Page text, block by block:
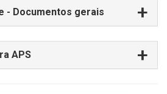
- Documentos gerais
APS